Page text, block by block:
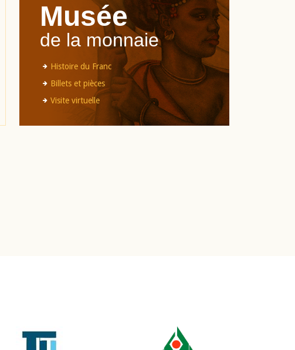
Musée
de la monnaie
Histoire du Franc
Billets et pièces
Visite virtuelle